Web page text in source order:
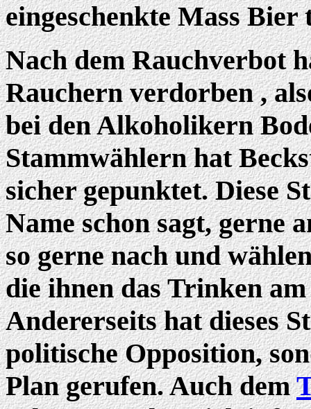
eingeschenkte Mass
Nach dem Rauchverbot
Rauchern verdorben ,
bei den Alkoholikern
Stammwählern hat
sicher gepunktet. Diese
Name schon sagt, gerne
so gerne nach und
die ihnen das Trinken
Andererseits hat dieses
politische Opposition,
Plan gerufen. Auch dem